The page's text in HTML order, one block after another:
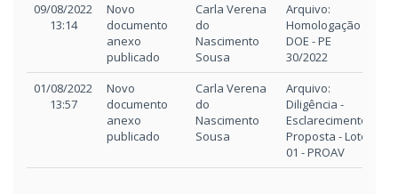
09/08/2022
13:14
Novo
documento
anexo
publicado
Carla Verena
do
Nascimento
Sousa
Arquivo:
Homologação -
DOE - PE
30/2022
01/08/2022
13:57
Novo
documento
anexo
publicado
Carla Verena
do
Nascimento
Sousa
Arquivo:
Diligência -
Esclarecimento
Proposta - Lote
01 - PROAV